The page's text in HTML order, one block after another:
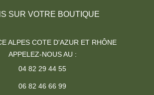
SUR VOTRE BOUTIQUE
ALPES COTE D'AZUR ET RHÔNE
APPELEZ-NOUS AU :
04 82 29 44 55
06 82 46 66 99